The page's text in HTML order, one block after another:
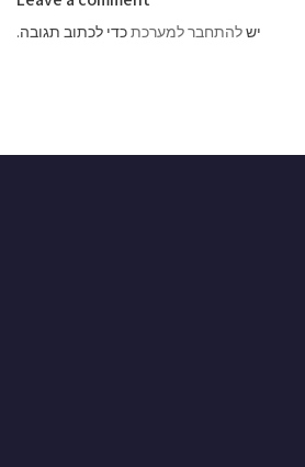
ישלהתחבר למערכתכדי לכתוב תגובה.